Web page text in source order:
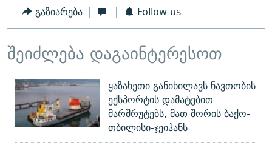
გაზიარება Follow us
შეიძლება დაგაინტერესოთ
ყაზახეთი განიხილავს ნავთობის
ექსპორტის დამატებით
მარშრუტებს, მათ შორის ბაქო-
თბილისი-ჯეიჰანს